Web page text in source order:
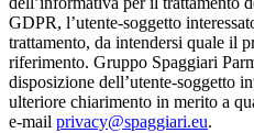
GDPR, l’utente-soggetto
trattamento, da intendersi quale il
riferimento. Gruppo Spaggiari
disposizione dell’utente-soggetto
ulteriore chiarimento in merito a
e-mail privacy@spaggiari.eu.